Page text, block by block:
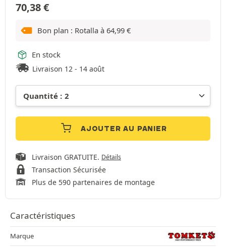
70,38€
Bon plan : Rotalla à 64,99 €
En stock
Livraison 12 - 14 août
AJOUTER AU PANIER
Livraison GRATUITE. Détails
Transaction Sécurisée
Plus de 590 partenaires de montage
Caractéristiques
Marque